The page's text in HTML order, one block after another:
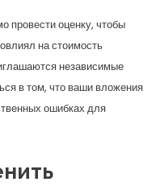
провести оценку, чтобы
на стоимость
независимые
в том, что ваши вложения
ошибках для